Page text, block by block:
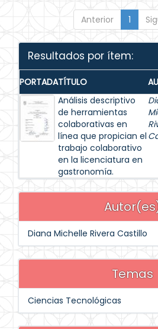
Anterior 1
Resultados por ítem:
PORTADATÍTULO
Análisis descriptivo
de herramientas
colaborativas en
línea que propician el
trabajo colaborativo
en la licenciatura en
gastronomía.
Diana Michelle Rivera Castillo
Temas
Ciencias Tecnológicas